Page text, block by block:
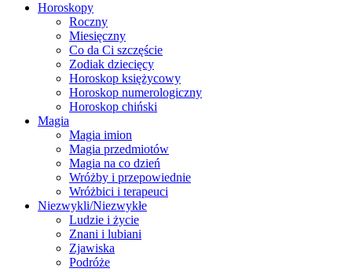
Horoskopy
Roczny
Miesięczny
Co da Ci szczęście
Zodiak dziecięcy
Horoskop księżycowy
Horoskop numerologiczny
Horoskop chiński
Magia
Magia imion
Magia przedmiotów
Magia na co dzień
Wróżby i przepowiednie
Wróżbici i terapeuci
Niezwykli/Niezwykłe
Ludzie i życie
Znani i lubiani
Zjawiska
Podróże